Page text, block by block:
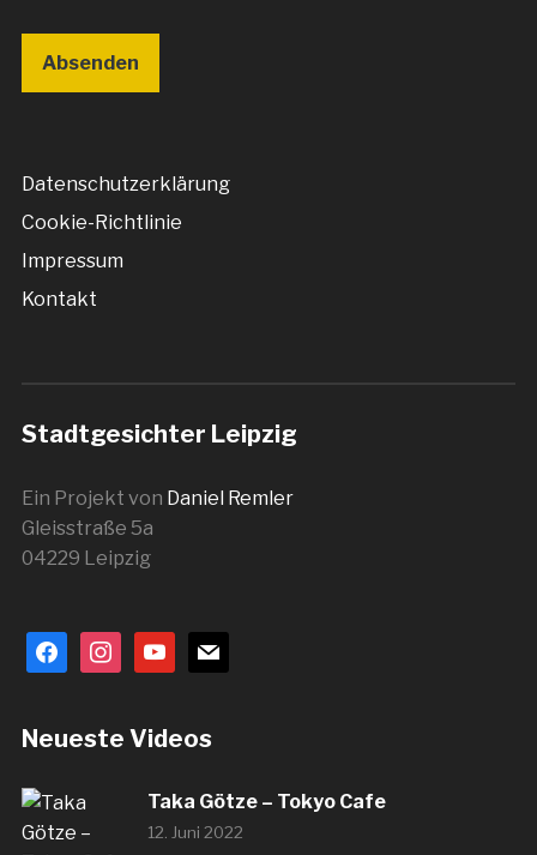
Absenden
Datenschutzerklärung
Cookie-Richtlinie
Impressum
Kontakt
Stadtgesichter Leipzig
Ein Projekt von Daniel Remler
Gleisstraße 5a
04229 Leipzig
facebookinstagramyoutubemail
Neueste Videos
Taka Götze – Tokyo Cafe
12. Juni 2022